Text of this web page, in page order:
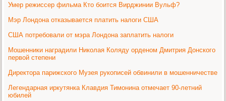
Умер режиссер фильма Кто боится Вирджинии Вульф?
Мэр Лондона отказывается платить налоги США
США потребовали от мэра Лондона заплатить налоги
Мошенники наградили Николая Коляду орденом Дмитрия Донского
первой степени
Директора парижского Музея рукописей обвинили в мошенничестве
Легендарная иркутянка Клавдия Тимонина отмечает 90-летний
юбилей